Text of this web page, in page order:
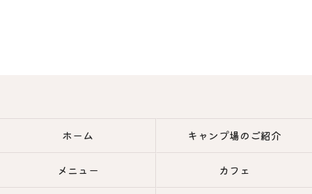
ホーム キャンプ場のご紹介
メニュー カフェ